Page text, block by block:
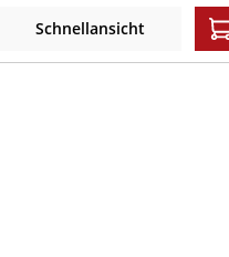
Schnellansicht